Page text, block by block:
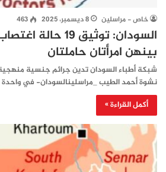
خاص - مراسلين 8 ديسمبر، 2025 463
السودان: توثيق
بينهن امرأتان حاملتان
شبكة أطباء السودان تدين جرائم جنسية
نشوة أحمد الطيب _مراسلينالسودان- في واحدة
أكمل القراءة »